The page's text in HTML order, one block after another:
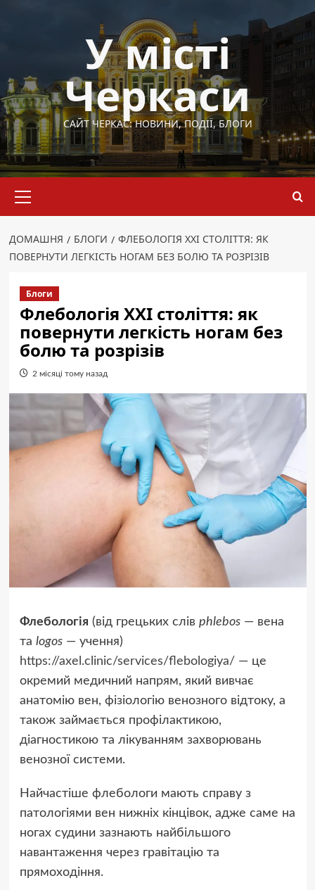
У місті
Черкаси
САЙТ ЧЕРКАС: НОВИНИ, ПОДІЇ, БЛОГИ
меню
ДОМАШНЯ БЛОГИ
ФЛЕБОЛОГІЯ XXI СТОЛІТТЯ: ЯК
ПОВЕРНУТИ ЛЕГКІСТЬ НОГАМ БЕЗ БОЛЮ ТА РОЗРІЗІВ
Блоги
Флебологія XXI століття: як
повернути легкість ногам без
болю та розрізів
2 місяці тому назад
Флебологія (від грецьких слів phlebos— вена
та logos— учення)
https://axel.clinic/services/flebologiya/ — це
окремий медичний напрям, який вивчає
анатомію вен, фізіологію венозного відтоку, а
також займається профілактикою,
діагностикою та лікуванням захворювань
венозної системи.
Найчастіше флебологи мають справу з
патологіями вен нижніх кінцівок, адже саме на
ногах судини зазнають найбільшого
навантаження через гравітацію та
прямоходіння.